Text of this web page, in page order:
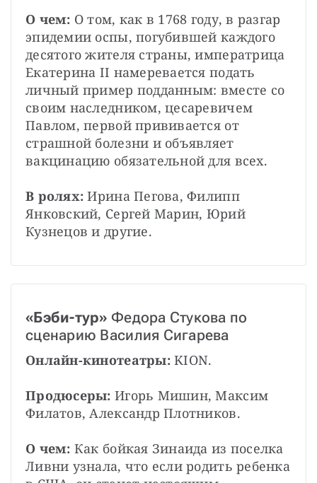
О чем: О том, как в 1768 году, в разгар
эпидемии оспы, погубившей каждого
десятого жителя страны, императрица
Екатерина II намеревается подать
личный пример подданным: вместе со
своим наследником, цесаревичем
Павлом, первой прививается от
страшной болезни и объявляет
вакцинацию обязательной для всех.
В ролях: Ирина Пегова, Филипп
Янковский, Сергей Марин, Юрий
Кузнецов и другие.
«Бэби-тур» Федора Стукова по
сценарию Василия Сигарева
Онлайн-кинотеатры: KION.
Продюсеры: Игорь Мишин, Максим
Филатов, Александр Плотников.
О чем: Как бойкая Зинаида из поселка
Ливни узнала, что если родить ребенка